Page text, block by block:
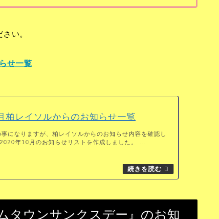
い。
せ一覧
柏レイソルからのお知らせ一覧
になりますが、柏レイソルからのお知らせ内容を確認し
年10月のお知らせリストを作成しました。 ...
タウンサンクスデー』のお知